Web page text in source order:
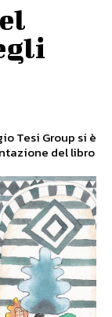
Tesi Group si è
del libro